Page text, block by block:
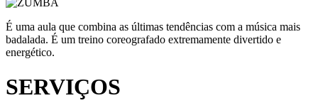
É uma aula que combina as últimas tendências com a música mais
badalada. É um treino coreografado extremamente divertido e
energético.
SERVIÇOS